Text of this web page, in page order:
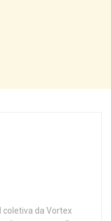
coletiva da Vortex